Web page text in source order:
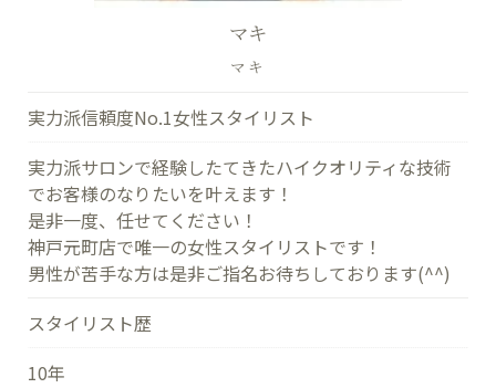
マキ
マキ
実力派信頼度No.1女性スタイリスト
実力派サロンで経験したてきたハイクオリティな技術
でお客様のなりたいを叶えます！
是非一度、任せてください！
神戸元町店で唯一の女性スタイリストです！
男性が苦手な方は是非ご指名お待ちしております(^^)
スタイリスト歴
10年